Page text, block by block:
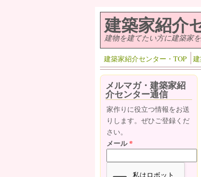
建築家紹介
建物を建てたい方に建築家
建築家紹介センター・TOP
メルマガ・建築家紹
介センター通信
家作りに役立つ情報をお送
りします。ぜひご登録くだ
さい。
メール*